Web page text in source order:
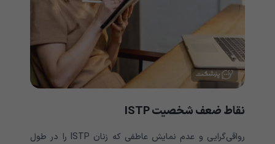
نقاط ضعف شخصیت
رواقی‌گرایی و عدم نمایش عاطفی که زنان ISTP را در طول